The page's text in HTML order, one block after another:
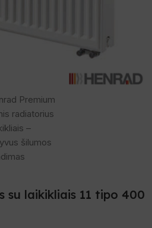
su laikikliais 11 tipo 400